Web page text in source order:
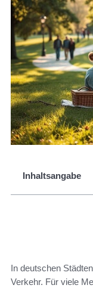
Inhaltsangabe
In deutschen
Verkehr. Für viele